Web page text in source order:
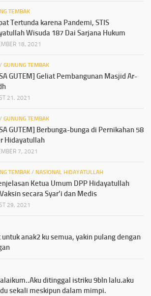
TEMBAK
Tertunda karena Pandemi, STIS
Wisuda 187 Dai Sarjana Hukum
18, 2021
/ GUNUNG TEMBAK
GUTEM] Geliat Pembangunan Masjid Ar-
21, 2021
/ GUNUNG TEMBAK
GUTEM] Berbunga-bunga di Pernikahan 58
Hidayatullah
7, 2021
TEMBAK / NASIONAL HIDAYATULLAH
Ketua Umum DPP Hidayatullah
secara Syar’i dan Medis
29, 2021
anak2 ku semua, yakin pulang dengan
ditinggal istriku 9bln lalu.aku
sekali meskipun dalam mimpi.